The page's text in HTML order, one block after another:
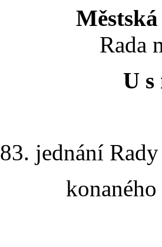
Rada
U s
83. jednání